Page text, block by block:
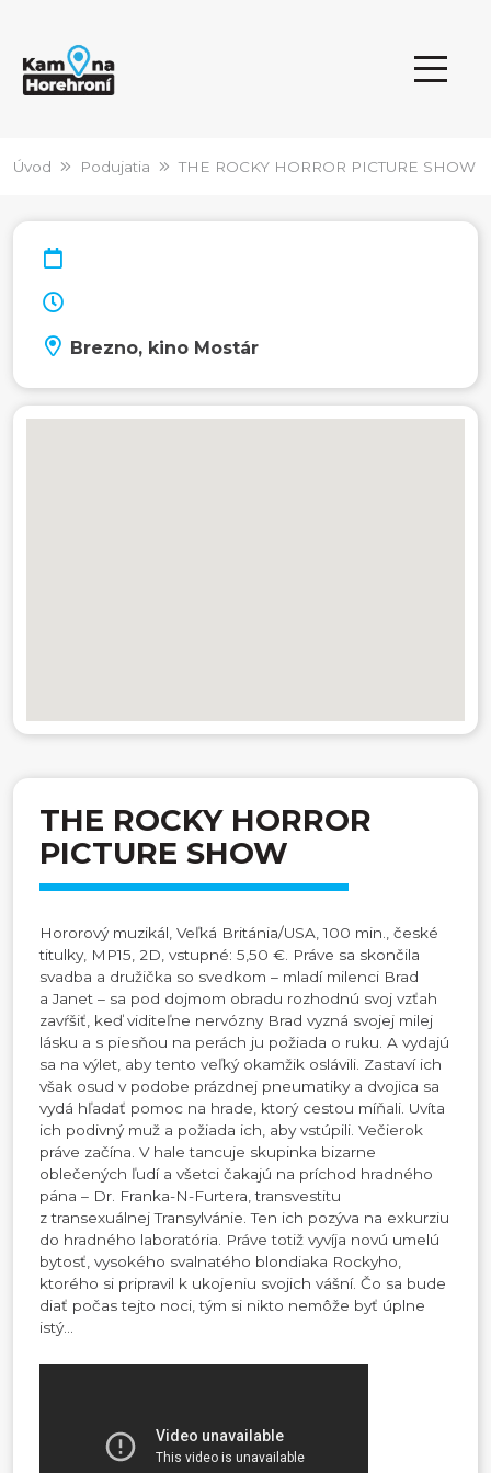
Úvod Podujatia THE ROCKY HORROR PICTURE SHOW
Brezno, kino Mostár
THE ROCKY HORROR
PICTURE SHOW
Hororový muzikál, Veľká Británia/USA, 100 min., české
titulky, MP15, 2D, vstupné: 5,50 €. Práve sa skončila
svadba a družička so svedkom – mladí milenci Brad
a Janet – sa pod dojmom obradu rozhodnú svoj vzťah
zavŕšiť, keď viditeľne nervózny Brad vyzná svojej milej
lásku a s piesňou na perách ju požiada o ruku. A vydajú
sa na výlet, aby tento veľký okamžik oslávili. Zastaví ich
však osud v podobe prázdnej pneumatiky a dvojica sa
vydá hľadať pomoc na hrade, ktorý cestou míňali. Uvíta
ich podivný muž a požiada ich, aby vstúpili. Večierok
práve začína. V hale tancuje skupinka bizarne
oblečených ľudí a všetci čakajú na príchod hradného
pána – Dr. Franka-N-Furtera, transvestitu
z transexuálnej Transylvánie. Ten ich pozýva na exkurziu
do hradného laboratória. Práve totiž vyvíja novú umelú
bytosť, vysokého svalnatého blondiaka Rockyho,
ktorého si pripravil k ukojeniu svojich vášní. Čo sa bude
diať počas tejto noci, tým si nikto nemôže byť úplne
istý...